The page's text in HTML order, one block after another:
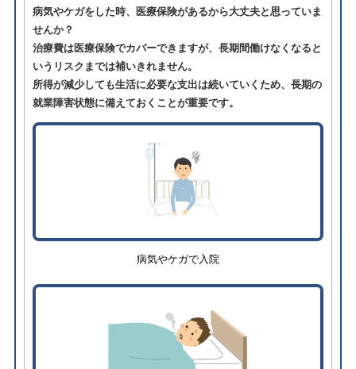
病気やケガをした時、医療保険があるから大丈夫と思っていま
せんか？
治療費は医療保険でカバーできますが、長期間働けなくなると
いうリスクまでは補いきれません。
所得が減少しても生活に必要な支出は続いていくため、長期の
就業障害状態に備えておくことが重要です。
病気やケガで入院